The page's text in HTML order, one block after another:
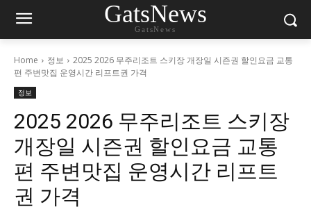
GatsNews
GatsNews
Home 정보
2025 2026 무주리조트 스키장 개장일 시즌권 할인요금 교통
편 주변맛집 운영시간 리프트권 가격
정보
2025 2026 무주리조트 스키장
개장일 시즌권 할인요금 교통
편 주변맛집 운영시간 리프트
권 가격